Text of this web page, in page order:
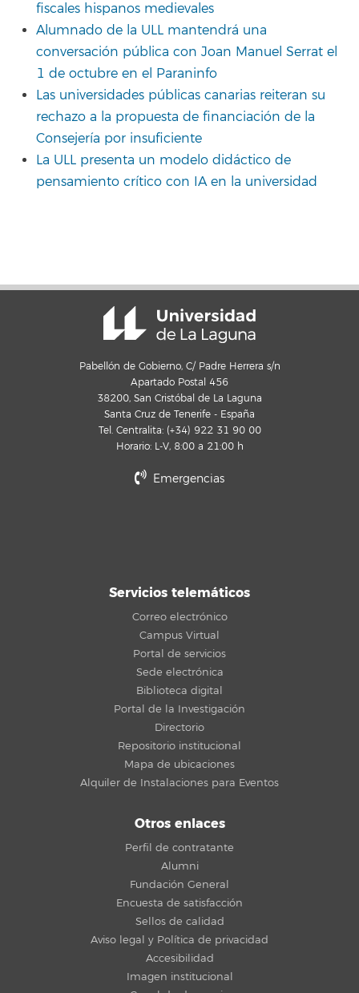
fiscales hispanos medievales
Alumnado de la ULL mantendrá una
conversación pública con Joan Manuel Serrat el
1 de octubre en el Paraninfo
Las universidades públicas canarias reiteran su
rechazo a la propuesta de financiación de la
Consejería por insuficiente
La ULL presenta un modelo didáctico de
pensamiento crítico con IA en la universidad
Pabellón de Gobierno, C/ Padre Herrera s/n
Apartado Postal 456
38200, San Cristóbal de La Laguna
Santa Cruz de Tenerife - España
Tel. Centralita: (+34) 922 31 90 00
Horario: L-V, 8:00 a 21:00 h
Emergencias
Servicios telemáticos
Correo electrónico
Campus Virtual
Portal de servicios
Sede electrónica
Biblioteca digital
Portal de la Investigación
Directorio
Repositorio institucional
Mapa de ubicaciones
Alquiler de Instalaciones para Eventos
Otros enlaces
Perfil de contratante
Alumni
Fundación General
Encuesta de satisfacción
Sellos de calidad
Aviso legal y Política de privacidad
Accesibilidad
Imagen institucional